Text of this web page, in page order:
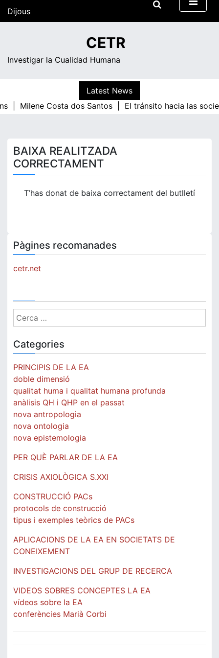
Dijous
CETR
Investigar la Cualidad Humana
Latest News
|
Milene Costa dos Santos | El tránsito hacia las
BAIXA REALITZADA
CORRECTAMENT
T’has donat de baixa correctament del butlletí
Pàgines recomanades
cetr.net
Cerca:
Categories
PRINCIPIS DE LA EA
doble dimensió
qualitat huma i qualitat humana profunda
anàlisis QH i QHP en el passat
nova antropologia
nova ontologia
nova epistemologia
PER QUÈ PARLAR DE LA EA
CRISIS AXIOLÒGICA S.XXI
CONSTRUCCIÓ PACs
protocols de construcció
tipus i exemples teòrics de PACs
APLICACIONS DE LA EA EN SOCIETATS DE
CONEIXEMENT
INVESTIGACIONS DEL GRUP DE RECERCA
VIDEOS SOBRES CONCEPTES LA EA
vídeos sobre la EA
conferències Marià Corbi